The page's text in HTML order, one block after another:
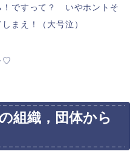
！ですって？ いやホントそ
まえ！（大号泣）
♡
組織，団体から